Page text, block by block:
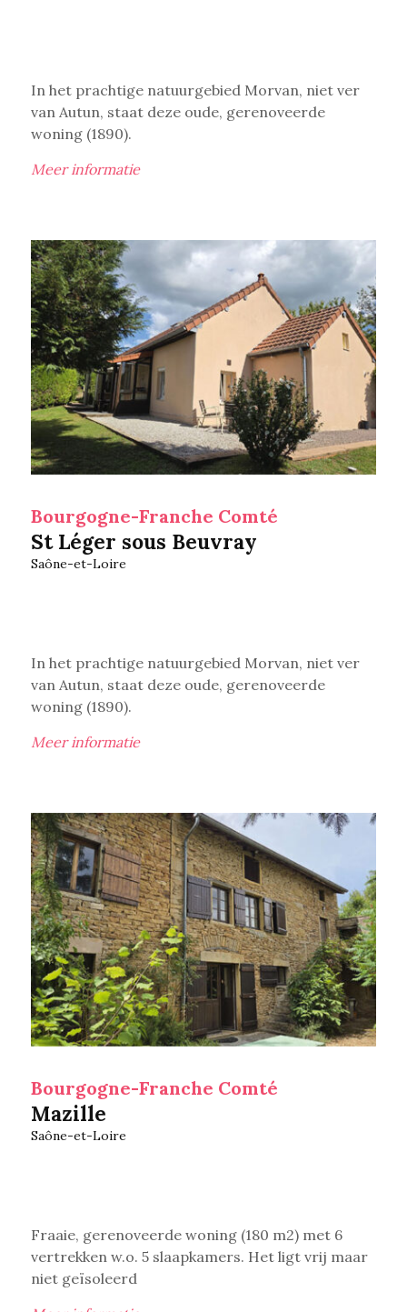
In het prachtige natuurgebied Morvan, niet ver
van Autun, staat deze oude, gerenoveerde
woning (1890).
Meer informatie
Bourgogne-Franche Comté
St Léger sous Beuvray
Saône-et-Loire
In het prachtige natuurgebied Morvan, niet ver
van Autun, staat deze oude, gerenoveerde
woning (1890).
Meer informatie
Bourgogne-Franche Comté
Mazille
Saône-et-Loire
Fraaie, gerenoveerde woning (180 m2) met 6
vertrekken w.o. 5 slaapkamers. Het ligt vrij maar
niet geïsoleerd